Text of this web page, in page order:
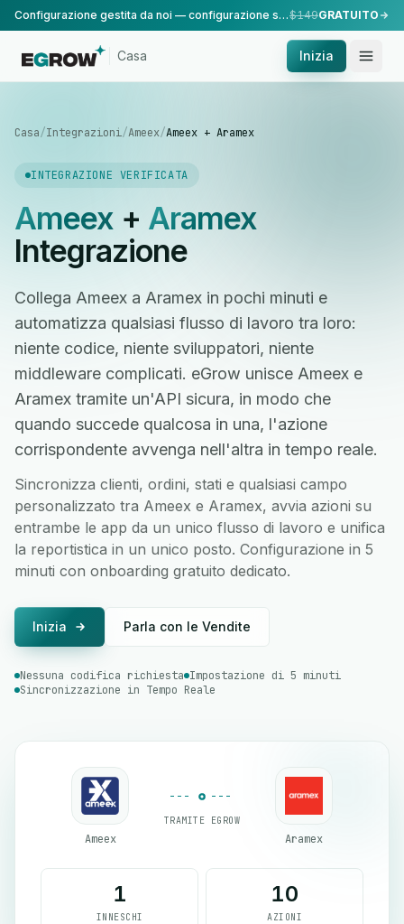
Configurazione gestita da noi — configurazione standard, eseguita dal nostro team.$149GRATUITO
Casa Inizia
Casa/Integrazioni/Ameex/Ameex + Aramex
INTEGRAZIONE VERIFICATA
Ameex+ Aramex
Integrazione
Collega Ameex a Aramex in pochi minuti e
automatizza qualsiasi flusso di lavoro tra loro:
niente codice, niente sviluppatori, niente
middleware complicati. eGrow unisce Ameex e
Aramex tramite un'API sicura, in modo che
quando succede qualcosa in una, l'azione
corrispondente avvenga nell'altra in tempo reale.
Sincronizza clienti, ordini, stati e qualsiasi campo
personalizzato tra Ameex e Aramex, avvia azioni su
entrambe le app da un unico flusso di lavoro e unifica
la reportistica in un unico posto. Configurazione in 5
minuti con onboarding gratuito dedicato.
Inizia Parla con le Vendite
Nessuna codifica richiesta Impostazione di 5 minuti
Sincronizzazione in Tempo Reale
Ameex
TRAMITE EGROW
Aramex
1
INNESCHI
10
AZIONI